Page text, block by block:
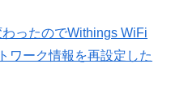
ったのでWithings WiFi
ワーク情報を再設定した